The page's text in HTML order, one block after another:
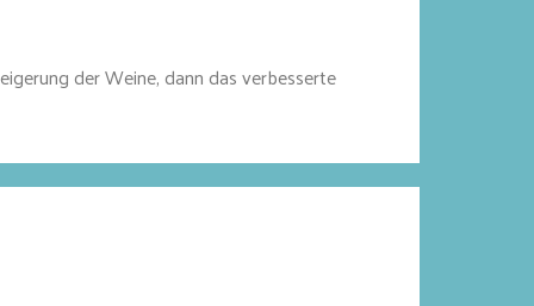
der Weine, dann das verbesserte